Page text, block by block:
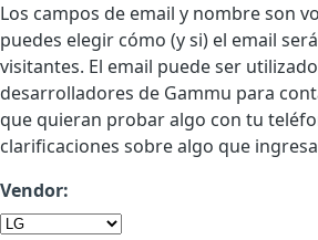
Los campos de email y nombre son
puedes elegir cómo (y si) el email
visitantes. El email puede ser
desarrolladores de Gammu para
que quieran probar algo con tu
clarificaciones sobre algo que
Vendor: